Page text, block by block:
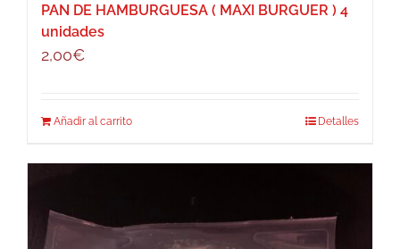
PAN DE HAMBURGUESA ( MAXI BURGUER ) 4
unidades
2,00€
Añadir al carrito Detalles